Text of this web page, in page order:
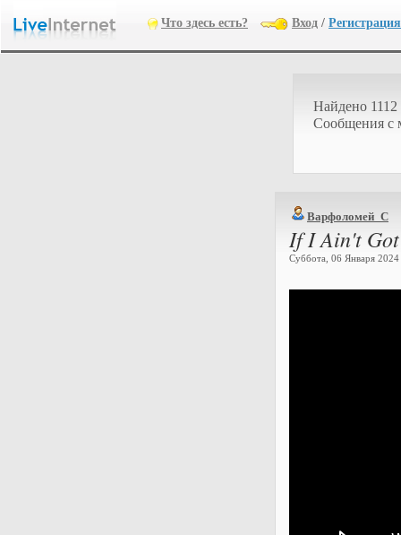
Что здесь есть? Вход / Регистрация
Найдено
Cообщения с
Варфоломей_С
If I Ain't
Суббота, 06 Января